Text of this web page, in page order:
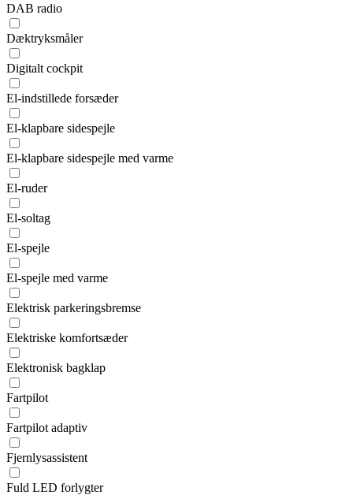
DAB radio
Dæktryksmåler
Digitalt cockpit
El-indstillede forsæder
El-klapbare sidespejle
El-klapbare sidespejle med varme
El-ruder
El-soltag
El-spejle
El-spejle med varme
Elektrisk parkeringsbremse
Elektriske komfortsæder
Elektronisk bagklap
Fartpilot
Fartpilot adaptiv
Fjernlysassistent
Fuld LED forlygter